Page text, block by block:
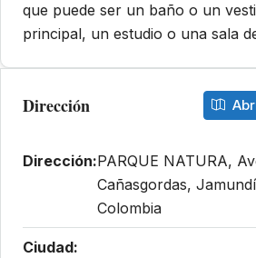
que puede ser un baño o un
principal, un estudio o una sala
Dirección
Dirección:PARQUE NATURA,
Cañasgordas,
Colombia
Ciudad: